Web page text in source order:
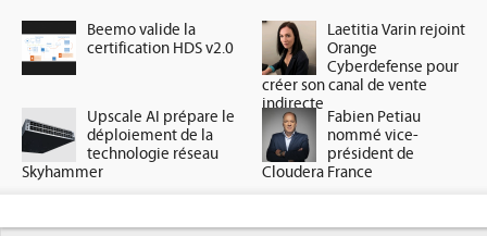
Beemo valide la
certification HDS v2.0
Laetitia Varin rejoint
Orange
Cyberdefense pour
créer son canal de vente
indirecte
Upscale AI prépare le
déploiement de la
technologie réseau
Skyhammer
Fabien Petiau
nommé vice-
président de
Cloudera France